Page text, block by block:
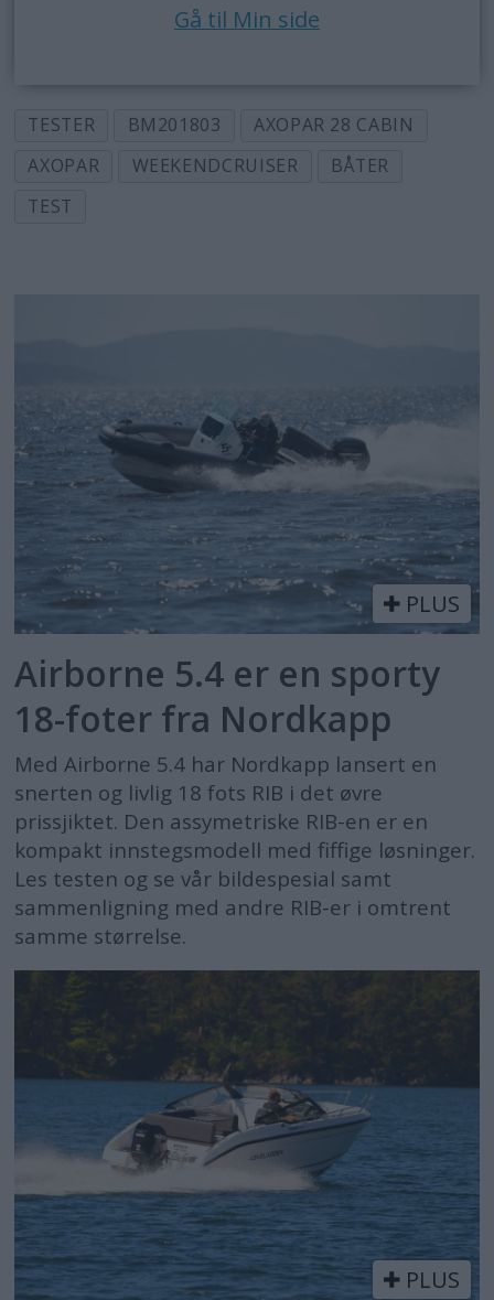
Gå til Min side
TESTER BM201803
AXOPAR 28 CABIN
AXOPAR
WEEKENDCRUISER
BÅTER
TEST
PLUS
Airborne 5.4 er en sporty
18-foter fra Nordkapp
Med Airborne 5.4 har Nordkapp lansert en
snerten og livlig 18 fots RIB i det øvre
prissjiktet. Den assymetriske RIB-en er en
kompakt innstegsmodell med fiffige løsninger.
Les testen og se vår bildespesial samt
sammenligning med andre RIB-er i omtrent
samme størrelse.
PLUS